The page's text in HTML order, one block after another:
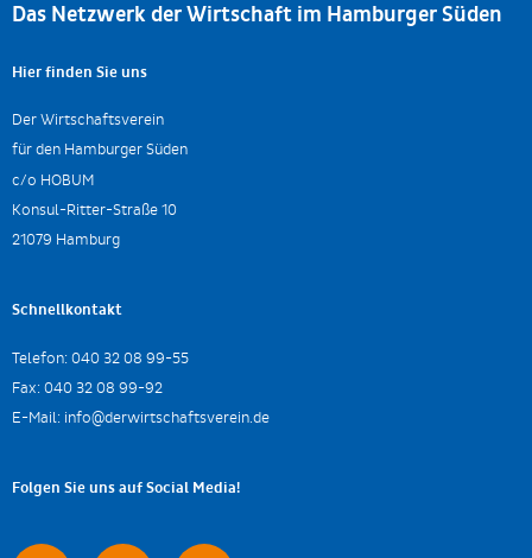
Das Netzwerk der Wirtschaft im Hamburger Süden
Hier finden Sie uns
Der Wirtschaftsverein
für den Hamburger Süden
c/o HOBUM
Konsul-Ritter-Straße 10
21079 Hamburg
Schnellkontakt
Telefon: 040 32 08 99-55
Fax: 040 32 08 99-92
E-Mail: info@derwirtschaftsverein.de
Folgen Sie uns auf Social Media!